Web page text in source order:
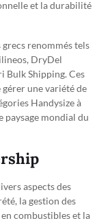
et la durabilité
renommés tels
DryDel
Bulk Shipping. Ces
une variété de
Handysize à
paysage mondial du
aspects des
la gestion des
combustibles et la